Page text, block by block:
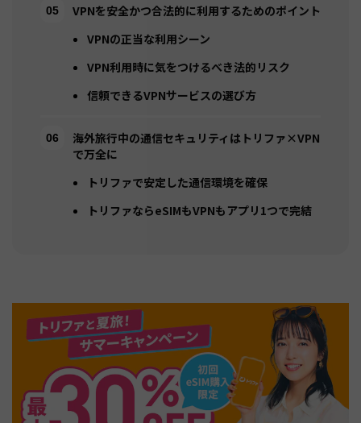
VPNを安全かつ合法的に利用するためのポイント
VPNの正当な利用シーン
VPN利用時に気をつけるべき法的リスク
信頼できるVPNサービスの選び方
海外旅行中の通信セキュリティはトリファ×VPN
で万全に
トリファで安定した通信環境を確保
トリファならeSIMもVPNもアプリ1つで完結